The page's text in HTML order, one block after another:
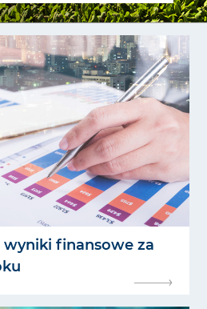
finansowe za